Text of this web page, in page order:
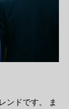
ンドです。 ま